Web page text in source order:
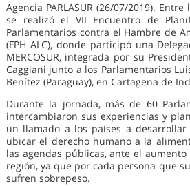
Agencia PARLASUR (26/07/2019).
se realizó el VII Encuentro de
Parlamentarios contra el Hambre de
(FPH ALC), donde participó una
MERCOSUR, integrada por su
Caggiani junto a los Parlamentarios
Benítez (Paraguay), en Cartagena de
Durante la jornada, más de 60
intercambiaron sus experiencias y
un llamado a los países a desarrollar
ubicar el derecho humano a la
las agendas públicas, ante el
región, ya que por cada persona que
sufren sobrepeso.